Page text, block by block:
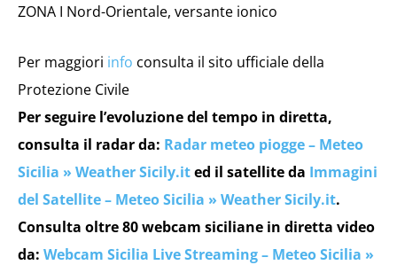
ZONA I Nord-Orientale, versante ionico
Per maggiori info consulta il sito ufficiale della
Protezione Civile
Per seguire l’evoluzione del tempo in diretta,
consulta il radar da: Radar meteo piogge – Meteo
Sicilia » Weather Sicily.ited il satellite da Immagini
del Satellite – Meteo Sicilia » Weather Sicily.it.
Consulta oltre 80 webcam siciliane in diretta video
da: Webcam Sicilia Live Streaming – Meteo Sicilia »